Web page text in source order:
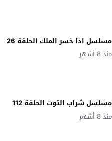
مسلسل اذا خسر الملك الحلقة 26
منذ 8 أشهر
مسلسل شراب التوت الحلقة 112
منذ 8 أشهر